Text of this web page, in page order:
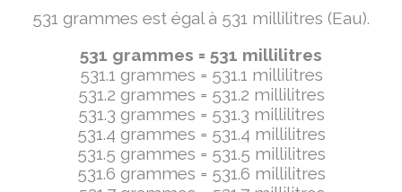
531 grammes est égal à 531 millilitres (Eau).
531 grammes = 531 millilitres
531.1 grammes = 531.1 millilitres
531.2 grammes = 531.2 millilitres
531.3 grammes = 531.3 millilitres
531.4 grammes = 531.4 millilitres
531.5 grammes = 531.5 millilitres
531.6 grammes = 531.6 millilitres